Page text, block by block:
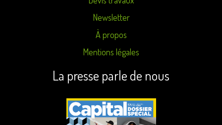
Newsletter
À propos
Mentions légales
La presse parle de nous